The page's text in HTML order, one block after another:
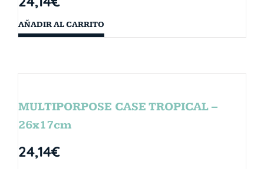
AÑADIR AL CARRITO
MULTIPORPOSE CASE TROPICAL –
26x17cm
24,14€